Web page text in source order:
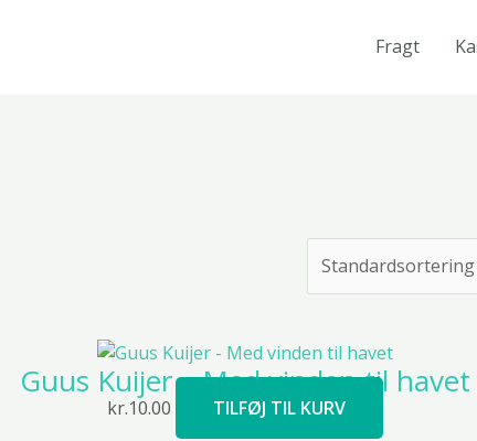
Fragt
Guus Kuijer – Med vinden til havet
kr.10.00 TILFØJ TIL KURV